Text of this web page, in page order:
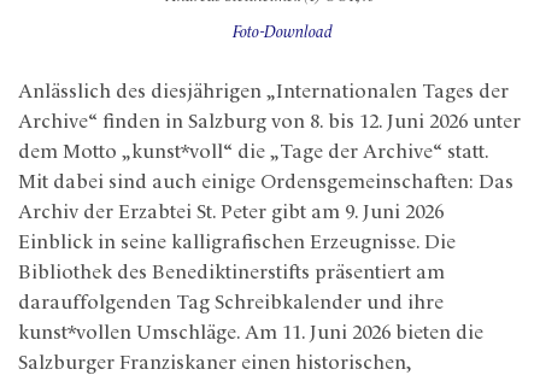
Foto-Download
Anlässlich des diesjährigen „Internationalen Tages der
Archive“ finden in Salzburg von 8. bis 12. Juni 2026 unter
dem Motto „kunst*voll“ die „Tage der Archive“ statt.
Mit dabei sind auch einige Ordensgemeinschaften: Das
Archiv der Erzabtei St. Peter gibt am 9. Juni 2026
Einblick in seine kalligrafischen Erzeugnisse. Die
Bibliothek des Benediktinerstifts präsentiert am
darauffolgenden Tag Schreibkalender und ihre
kunst*vollen Umschläge. Am 11. Juni 2026 bieten die
Salzburger Franziskaner einen historischen,